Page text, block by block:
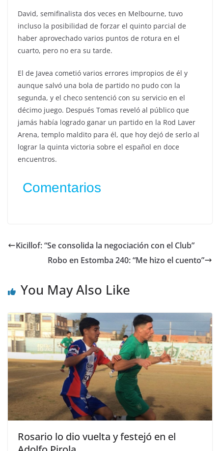
David, semifinalista dos veces en Melbourne, tuvo
incluso la posibilidad de forzar el quinto parcial de
haber aprovechado varios puntos de rotura en el
cuarto, pero no era su tarde.
El de Javea cometió varios errores impropios de él y
aunque salvó una bola de partido no pudo con la
segunda, y el checo sentenció con su servicio en el
décimo juego. Después Tomas reveló al público que
jamás había logrado ganar un partido en la Rod Laver
Arena, templo maldito para él, que hoy dejó de serlo al
lograr la quinta victoria sobre el español en doce
encuentros.
Comentarios
Kicillof: “Se consolida la negociación con el Club”
Robo en Estomba 240: “Me hizo el cuento”
You May Also Like
Rosario lo dio vuelta y festejó en el